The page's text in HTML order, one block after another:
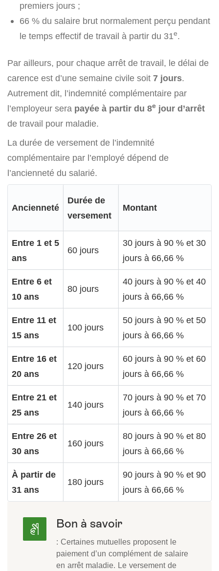
premiers jours ;
66 % du salaire brut normalement perçu pendant
le temps effectif de travail à partir du 31e.
Par ailleurs, pour chaque arrêt de travail, le délai de
carence est d’une semaine civile soit 7 jours.
Autrement dit, l’indemnité complémentaire par
l’employeur sera payée à partir du 8e jour d’arrêt
de travail pour maladie.
La durée de versement de l’indemnité
complémentaire par l’employé dépend de
l’ancienneté du salarié.
Ancienneté
Durée de
versement
Montant
Entre 1 et 5
ans
60 jours
30 jours à 90 % et 30
jours à 66,66 %
Entre 6 et
10 ans
80 jours
40 jours à 90 % et 40
jours à 66,66 %
Entre 11 et
15 ans
100 jours
50 jours à 90 % et 50
jours à 66,66 %
Entre 16 et
20 ans
120 jours
60 jours à 90 % et 60
jours à 66,66 %
Entre 21 et
25 ans
140 jours
70 jours à 90 % et 70
jours à 66,66 %
Entre 26 et
30 ans
160 jours
80 jours à 90 % et 80
jours à 66,66 %
À partir de
31 ans
180 jours
90 jours à 90 % et 90
jours à 66,66 %
Bon à savoir
: Certaines mutuelles proposent le
paiement d’un complément de salaire
en arrêt maladie. Le versement de